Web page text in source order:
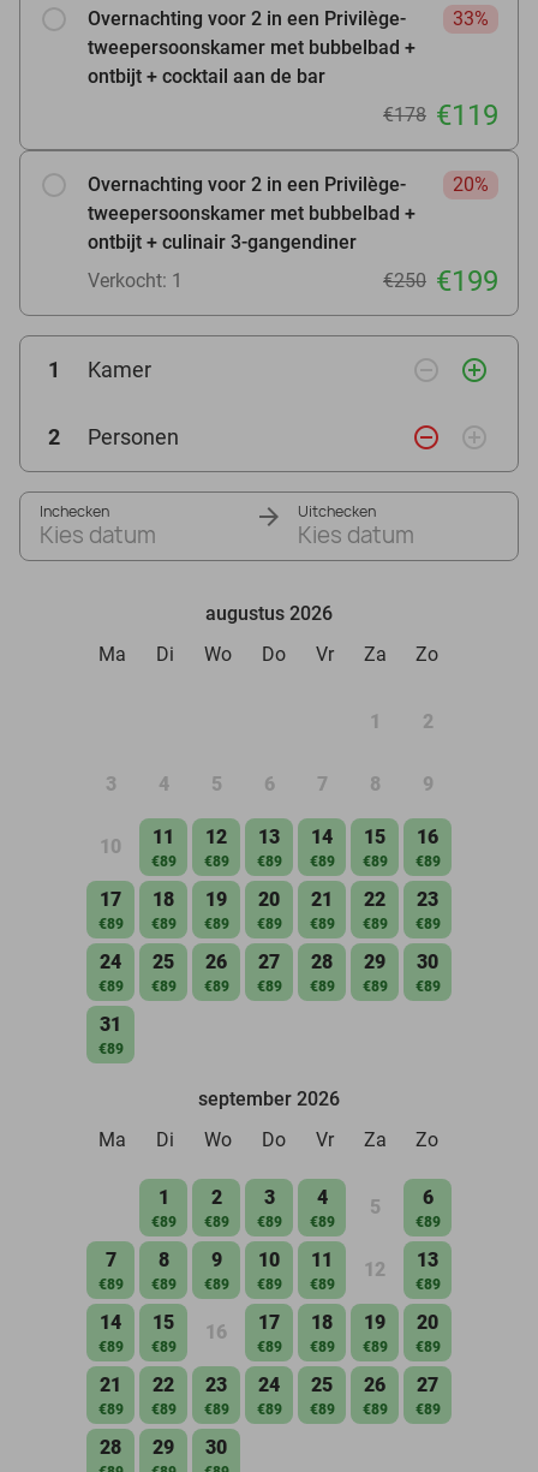
Overnachting voor 2 in een Privilège-
tweepersoonskamer met bubbelbad +
ontbijt + cocktail aan de bar
33%
€178 €119
Overnachting voor 2 in een Privilège-
tweepersoonskamer met bubbelbad +
ontbijt + culinair 3-gangendiner
20%
Verkocht: 1 €250 €199
1 Kamer remove_circle_outline add_circle_outline
2 Personen remove_circle_outline add_circle_outline
Inchecken
Kies datum
Uitchecken
Kies datum
augustus 2026
Ma
Di Wo Do Vr Za Zo
1 2
3 4 5 6 7 8 9
10 11
€89
12
€89
13
€89
14
€89
15
€89
16
€89
17
€89
18
€89
19
€89
20
€89
21
€89
22
€89
23
€89
24
€89
25
€89
26
€89
27
€89
28
€89
29
€89
30
€89
31
€89
september 2026
Ma
Di Wo Do Vr Za Zo
1
€89
2
€89
3
€89
4
€89
5 6
€89
7
€89
8
€89
9
€89
10
€89
11
€89
12 13
€89
14
€89
15
€89
16 17
€89
18
€89
19
€89
20
€89
21
€89
22
€89
23
€89
24
€89
25
€89
26
€89
27
€89
28 29 30